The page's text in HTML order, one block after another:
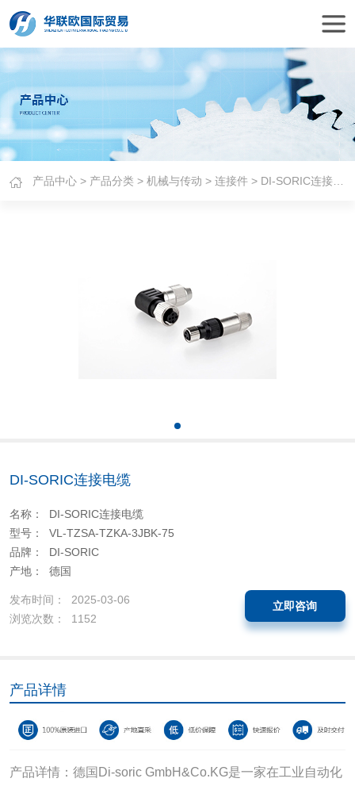
产品中心 > 产品分类 >机械与传动 >连接件 > DI-SORIC连接电缆
DI-SORIC连接电缆
名称： DI-SORIC连接电缆
型号： VL-TZSA-TZKA-3JBK-75
品牌： DI-SORIC
产地： 德国
发布时间： 2025-03-06
浏览次数： 1152
立即咨询
产品详情
产品详情：德国Di-soric GmbH&Co.KG是一家在工业自动化